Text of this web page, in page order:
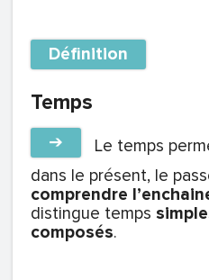
Définition
Temps
➔ Le temps
dans le présent, le
comprendre
distingue temps
composés.